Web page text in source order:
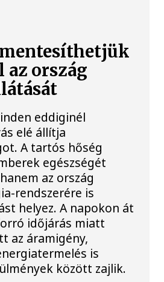
ország
eddiginél
elé állítja
A tartós hőség
egészségét
az ország
rendszerére is
helyez. A napokon át
időjárás miatt
az áramigény,
is
között zajlik.